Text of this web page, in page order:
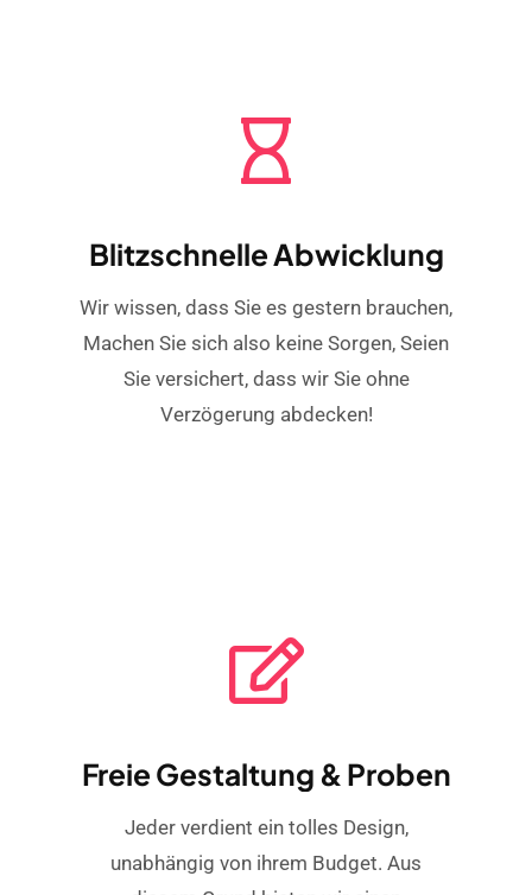
Blitzschnelle Abwicklung
Wir wissen, dass Sie es gestern brauchen,
Machen Sie sich also keine Sorgen, Seien
Sie versichert, dass wir Sie ohne
Verzögerung abdecken!
Freie Gestaltung & Proben
Jeder verdient ein tolles Design,
unabhängig von ihrem Budget. Aus